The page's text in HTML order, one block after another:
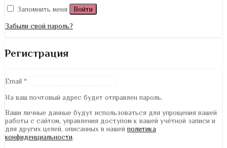
Запомнить меня Войти
Забыли свой пароль?
Регистрация
Email *
На ваш почтовый адрес будет отправлен пароль.
Ваши личные данные будут использоваться для упрощения вашей
работы с сайтом, управления доступом к вашей учётной записи и
для других целей, описанных в нашейполитика
конфиденциальности.